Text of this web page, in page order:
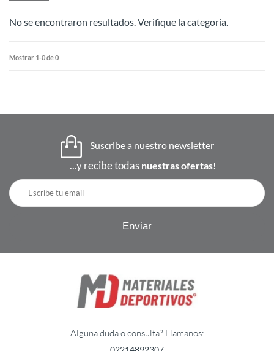
No se encontraron resultados. Verifique la categoria.
Mostrar 1-0 de 0
Suscribe a nuestro newsletter
...y recibe todas nuestras ofertas!
Alguna duda o consulta? Llamanos: